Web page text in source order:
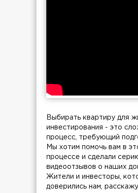
Выбирать квартиру для
инвестирования - это
процесс, требующий
Мы хотим помочь вам в
процессе и сделали
видеоотзывов о наших
Жители и инвесторы,
доверились нам,